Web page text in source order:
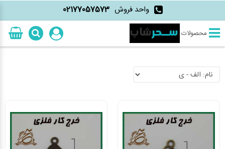
واحد فروش 02177057573
محصولات